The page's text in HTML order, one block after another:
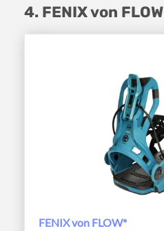
4. FENIX von FLOW
FENIX von FLOW*